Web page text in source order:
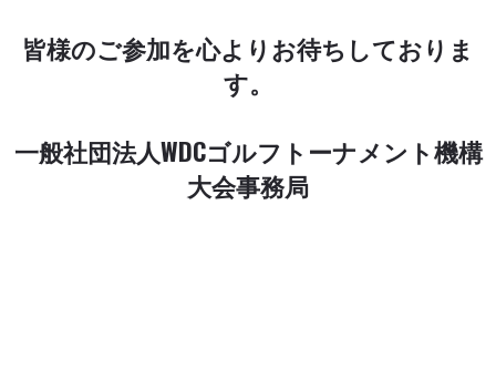
皆様のご参加を心よりお待ちしておりま
す。
一般社団法人WDCゴルフトーナメント機構
大会事務局